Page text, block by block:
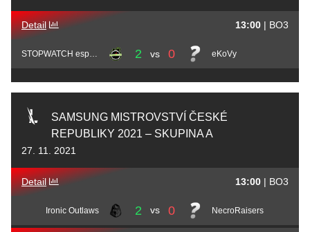
Detail
STOPWATCH esports 2 vs 0 eKoVy
13:00 | BO3
SAMSUNG MISTROVSTVÍ ČESKÉ
REPUBLIKY 2021 – SKUPINA A
27. 11. 2021
Detail
Ironic Outlaws 2 vs 0 NecroRaisers
13:00 | BO3